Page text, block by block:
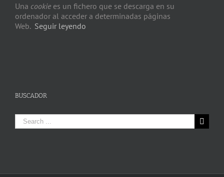
Una cookie es un fichero que se descarga en su
ordenador al acceder a determinadas páginas
Web. Seguir leyendo
BUSCADOR
Search
for: